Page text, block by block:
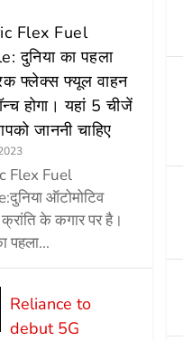
Flex Fuel
दुनिया का पहला
फ्लेक्स फ्यूल वाहन
होगा। यहां 5 चीजें
जाननी चाहिए
Flex Fuel
ऑटोमोटिव
क्रांति के कगार पर है।
पहला...
Reliance to
debut 5G